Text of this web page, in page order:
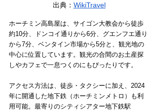
出典： WikiTravel
ホーチミン高島屋は、サイゴン大教会から徒歩
約10分、ドンコイ通りから6分、グエンフエ通り
から7分、ベンタイン市場から5分と、観光地の
中心に位置しています。観光の合間のお土産探
しやカフェで一息つくのにもぴったりです。
アクセス方法は、徒歩・タクシーに加え、2024
年に開通した地下鉄（ホーチミンメトロ）も利
用可能。最寄りのシティシアター地下鉄駅